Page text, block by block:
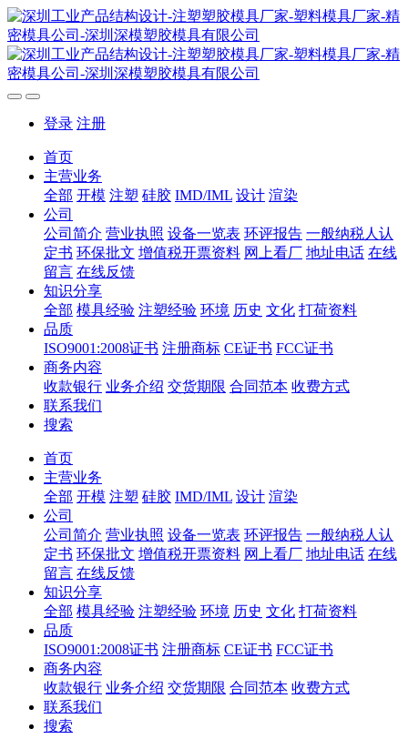
登录 注册
首页
主营业务
全部 开模 注塑 硅胶 IMD/IML 设计 渲染
公司
公司简介 营业执照 设备一览表 环评报告 一般纳税人认
定书 环保批文 增值税开票资料 网上看厂 地址电话 在线
留言 在线反馈
知识分享
全部 模具经验 注塑经验 环境 历史 文化 打荷资料
品质
ISO9001:2008证书 注册商标 CE证书 FCC证书
商务内容
收款银行 业务介绍 交货期限 合同范本 收费方式
联系我们
搜索
首页
主营业务
全部 开模 注塑 硅胶 IMD/IML 设计 渲染
公司
公司简介 营业执照 设备一览表 环评报告 一般纳税人认
定书 环保批文 增值税开票资料 网上看厂 地址电话 在线
留言 在线反馈
知识分享
全部 模具经验 注塑经验 环境 历史 文化 打荷资料
品质
ISO9001:2008证书 注册商标 CE证书 FCC证书
商务内容
收款银行 业务介绍 交货期限 合同范本 收费方式
联系我们
搜索